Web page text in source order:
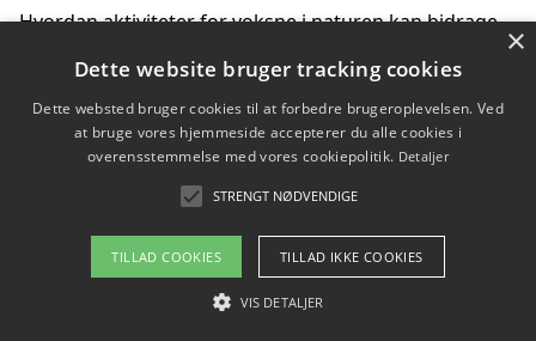
Hvordan aktiviteter for voksne i naturen kan bidrage
Sådan planlægger du dine vigtige datoer for CO2-
reduktion
Copyright 2026 - Pilanto Aps
Om / kontakt
×
Dette website bruger tracking cookies
Dette websted bruger cookies til at forbedre brugeroplevelsen. Ved
at bruge vores hjemmeside accepterer du alle cookies i
overensstemmelse med vores cookiepolitik. Detaljer
STRENGT NØDVENDIGE
TILLAD COOKIES TILLAD IKKE COOKIES
VIS DETALJER